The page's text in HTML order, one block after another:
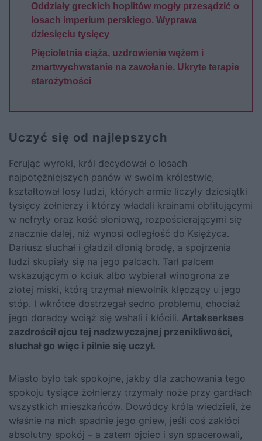
Oddziały greckich hoplitów mogły przesądzić o
losach imperium perskiego. Wyprawa
dziesięciu tysięcy
Pięcioletnia ciąża, uzdrowienie wężem i
zmartwychwstanie na zawołanie. Ukryte terapie
starożytności
Uczyć się od najlepszych
Ferując wyroki, król decydował o losach
najpotężniejszych panów w swoim królestwie,
kształtował losy ludzi, których armie liczyły dziesiątki
tysięcy żołnierzy i którzy władali krainami obfitującymi
w nefryty oraz kość słoniową, rozpościerającymi się
znacznie dalej, niż wynosi odległość do Księżyca.
Dariusz słuchał i gładził dłonią brodę, a spojrzenia
ludzi skupiały się na jego palcach. Tarł palcem
wskazującym o kciuk albo wybierał winogrona ze
złotej miski, którą trzymał niewolnik klęczący u jego
stóp. I wkrótce dostrzegał sedno problemu, chociaż
jego doradcy wciąż się wahali i kłócili. Artakserkses
zazdrościł ojcu tej nadzwyczajnej przenikliwości,
słuchał go więc i pilnie się uczył.
Miasto było tak spokojne, jakby dla zachowania tego
spokoju tysiące żołnierzy trzymały noże przy gardłach
wszystkich mieszkańców. Dowódcy króla wiedzieli, że
właśnie na nich spadnie jego gniew, jeśli coś zakłóci
absolutny spokój – a zatem ojciec i syn spacerowali,